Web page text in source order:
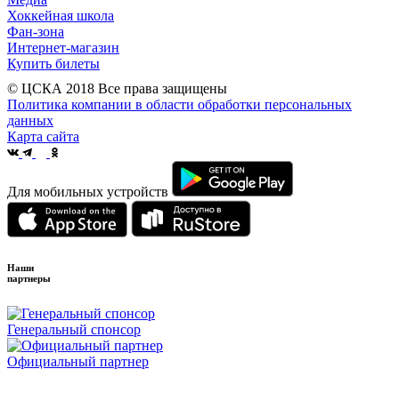
Хоккейная школа
Фан-зона
Интернет-магазин
Купить билеты
© ЦСКА 2018 Все права защищены
Политика компании в области обработки персональных
данных
Карта сайта
Для мобильных устройств
Наши
партнеры
Генеральный спонсор
Официальный партнер